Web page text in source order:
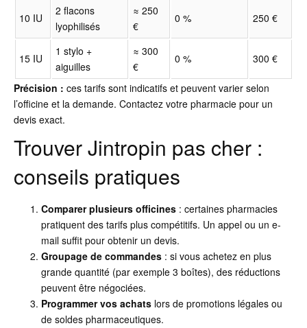
10 IU
2 flacons
lyophilisés
≈ 250
€
0 % 250 €
15 IU
1 stylo +
aiguilles
≈ 300
€
0 % 300 €
Précision : ces tarifs sont indicatifs et peuvent varier selon
l’officine et la demande. Contactez votre pharmacie pour un
devis exact.
Trouver Jintropin pas cher :
conseils pratiques
Comparer plusieurs officines : certaines pharmacies
pratiquent des tarifs plus compétitifs. Un appel ou un e-
mail suffit pour obtenir un devis.
Groupage de commandes : si vous achetez en plus
grande quantité (par exemple 3 boîtes), des réductions
peuvent être négociées.
Programmer vos achats lors de promotions légales ou
de soldes pharmaceutiques.